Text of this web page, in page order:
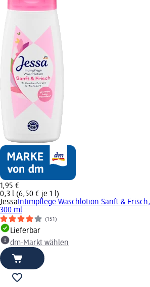
1,95 €
0,3 l (6,50 € je 1 l)
Jessa Intimpflege Waschlotion Sanft & Frisch,
300 ml
(151)
Lieferbar
dm-Markt wählen